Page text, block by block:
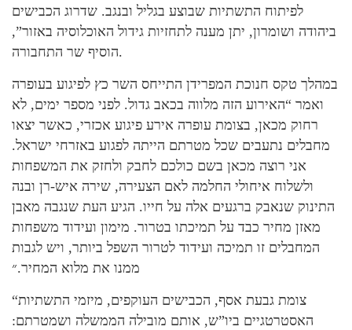
לפיתוח התשתיות שבוצע בגליל ובנגב. שדרוג הכבישים
ביהודה ושומרון, יתן מענה לתחזיות גידול האוכלוסיה באזור”,
הוסיף שר התחבורה.
במהלך טקס חנוכת המפרידן התייחס השר כץ לפיגוע בעופרה
ואמר “האירוע הזה מלווה בכאב גדול. לפני מספר ימים, לא
רחוק מכאן, בצומת עופרה אירע פיגוע אכזרי, כאשר יצאו
מחבלים נתעבים שכל מטרתם הייתה לפגוע באזרחי ישראל.
אני רוצה מכאן בשם כולכם לחבק ולחזק את המשפחות
ולשלוח איחולי החלמה לאם הצעירה, שירה איש-רן ובנה
התינוק שנאבק ברגעים אלה על חייו. הגיע העת שנגבה מאבן
מאזן מחיר כבד על תמיכתו בטרור. מימון ועידוד משפחות
המחבלים זו תמיכה ועידוד לטרור השפל ביותר, ויש לגבות
ממנו את מלוא המחיר.״
“צומת גבעת אסף, הכבישים העוקפים, מיזמי התשתיות
האסטרטגיים ביו”ש, אותם מובילה הממשלה ושמטרתם: